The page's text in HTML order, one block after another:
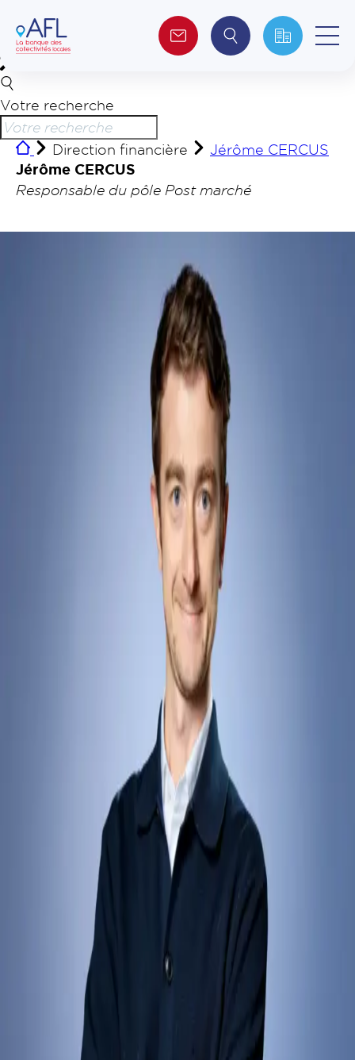
Qui sommes-nous ?
Collectivités
Votre recherche
Direction financière Jérôme CERCUS
Jérôme CERCUS
Responsable du pôle Post marché